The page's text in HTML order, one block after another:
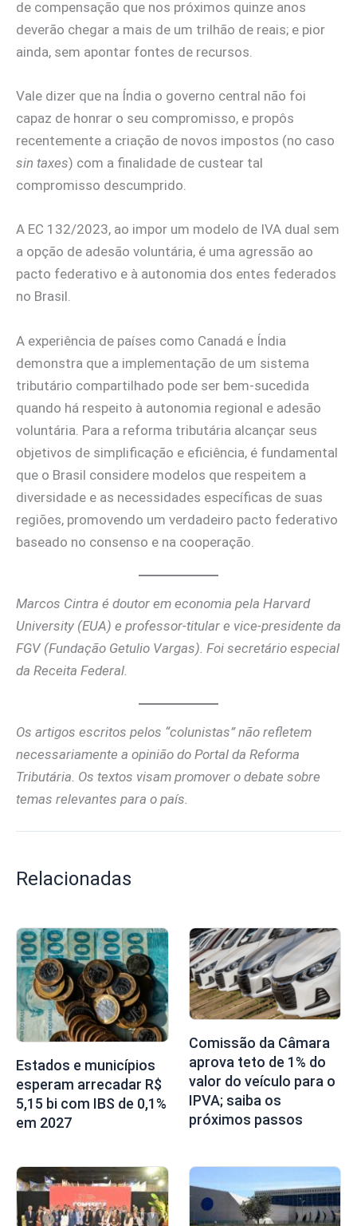
de compensação que nos próximos quinze anos
deverão chegar a mais de um trilhão de reais; e pior
ainda, sem apontar fontes de recursos.
Vale dizer que na Índia o governo central não foi
capaz de honrar o seu compromisso, e propôs
recentemente a criação de novos impostos (no caso
sin taxes) com a finalidade de custear tal
compromisso descumprido.
A EC 132/2023, ao impor um modelo de IVA dual sem
a opção de adesão voluntária, é uma agressão ao
pacto federativo e à autonomia dos entes federados
no Brasil.
A experiência de países como Canadá e Índia
demonstra que a implementação de um sistema
tributário compartilhado pode ser bem-sucedida
quando há respeito à autonomia regional e adesão
voluntária. Para a reforma tributária alcançar seus
objetivos de simplificação e eficiência, é fundamental
que o Brasil considere modelos que respeitem a
diversidade e as necessidades específicas de suas
regiões, promovendo um verdadeiro pacto federativo
baseado no consenso e na cooperação.
Marcos Cintra é doutor em economia pela Harvard
University (EUA) e professor-titular e vice-presidente da
FGV (Fundação Getulio Vargas). Foi secretário especial
da Receita Federal.
Os artigos escritos pelos “colunistas” não refletem
necessariamente a opinião do Portal da Reforma
Tributária. Os textos visam promover o debate sobre
temas relevantes para o país.
Relacionadas
Estados e municípios
esperam arrecadar R$
5,15 bi com IBS de 0,1%
em 2027
Comissão da Câmara
aprova teto de 1% do
valor do veículo para o
IPVA; saiba os
próximos passos